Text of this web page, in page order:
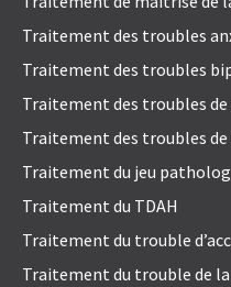
Traitement des troubles
Traitement des troubles
Traitement des troubles
Traitement des troubles
Traitement du jeu
Traitement du TDAH
Traitement du trouble
Traitement du trouble de